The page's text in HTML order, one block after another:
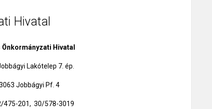
Hivatal
Hivatal
Lakótelep 7. ép.
Jobbágyi Pf. 4
475-201, 30/578-3019